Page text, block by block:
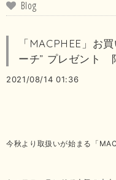
Blog
「MACPHEE」お
ーチ” プレゼント
2021/08/14 01:36
今秋より取扱いが始まる「